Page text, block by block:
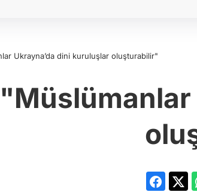
Ukrayna’da dini kuruluşlar oluşturabilir"